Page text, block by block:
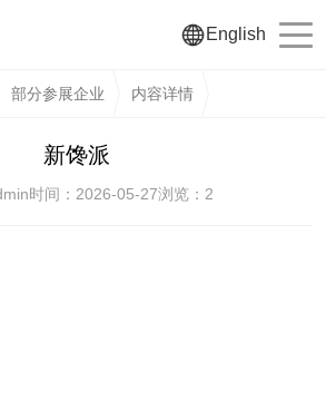
English
部分参展企业 内容详情
新馋派
时间：2026-05-27浏览： 2